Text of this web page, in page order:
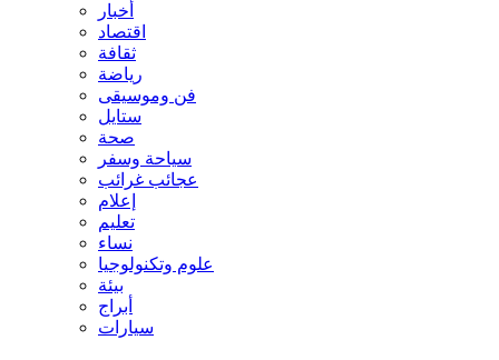
أخبار
اقتصاد
ثقافة
رياضة
فن وموسيقى
ستايل
صحة
سياحة وسفر
عجائب غرائب
إعلام
تعليم
نساء
علوم وتكنولوجيا
بيئة
أبراج
سيارات